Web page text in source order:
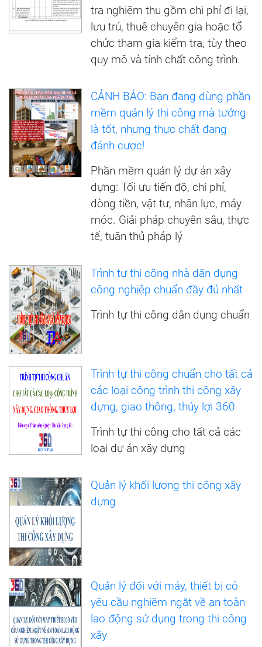
tra nghiệm thu gồm chi phí đi lại,
lưu trú, thuê chuyên gia hoặc tổ
chức tham gia kiểm tra, tùy theo
quy mô và tính chất công trình.
CẢNH BÁO: Bạn đang dùng phần
mềm quản lý thi công mà tưởng
là tốt, nhưng thực chất đang
đánh cược!
Phần mềm quản lý dự án xây
dựng: Tối ưu tiến độ, chi phí,
dòng tiền, vật tư, nhân lực, máy
móc. Giải pháp chuyên sâu, thực
tế, tuân thủ pháp lý
Trình tự thi công nhà dân dụng
công nghiệp chuẩn đầy đủ nhất
Trình tự thi công dân dụng chuẩn
Trình tự thi công chuẩn cho tất cả
các loại công trình thi công xây
dựng, giao thông, thủy lợi 360
Trình tự thi công cho tất cả các
loại dự án xây dựng
Quản lý khối lượng thi công xây
dựng
Quản lý đối với máy, thiết bị có
yêu cầu nghiêm ngặt về an toàn
lao động sử dụng trong thi công
xây